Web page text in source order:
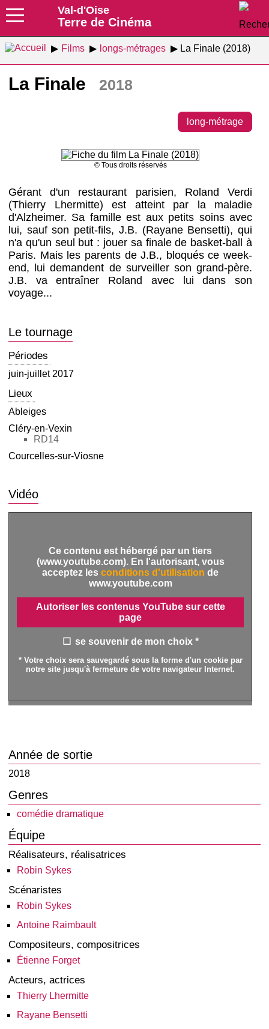
Val-d'Oise
Terre de Cinéma
Films longs-métrages La Finale (2018)
La Finale 2018
long-métrage
© Tous droits réservés
Gérant d'un restaurant parisien, Roland Verdi
(Thierry Lhermitte) est atteint par la maladie
d'Alzheimer. Sa famille est aux petits soins avec
lui, sauf son petit-fils, J.B. (Rayane Bensetti), qui
n'a qu'un seul but : jouer sa finale de basket-ball à
Paris. Mais les parents de J.B., bloqués ce week-
end, lui demandent de surveiller son grand-père.
J.B. va entraîner Roland avec lui dans son
voyage...
Le tournage
Périodes
juin-juillet 2017
Lieux
Ableiges
Cléry-en-Vexin
RD14
Courcelles-sur-Viosne
Vidéo
Ce contenu est hébergé par un tiers
(www.youtube.com). En l'autorisant, vous
acceptez les conditions d'utilisation de
www.youtube.com
Autoriser les contenus YouTube sur cette
page
se souvenir de mon choix *
* Votre choix sera sauvegardé sous la forme d'un cookie par
notre site jusqu'à fermeture de votre navigateur Internet.
Année de sortie
2018
Genres
comédie dramatique
Équipe
Réalisateurs, réalisatrices
Robin Sykes
Scénaristes
Robin Sykes
Antoine Raimbault
Compositeurs, compositrices
Étienne Forget
Acteurs, actrices
Thierry Lhermitte
Rayane Bensetti